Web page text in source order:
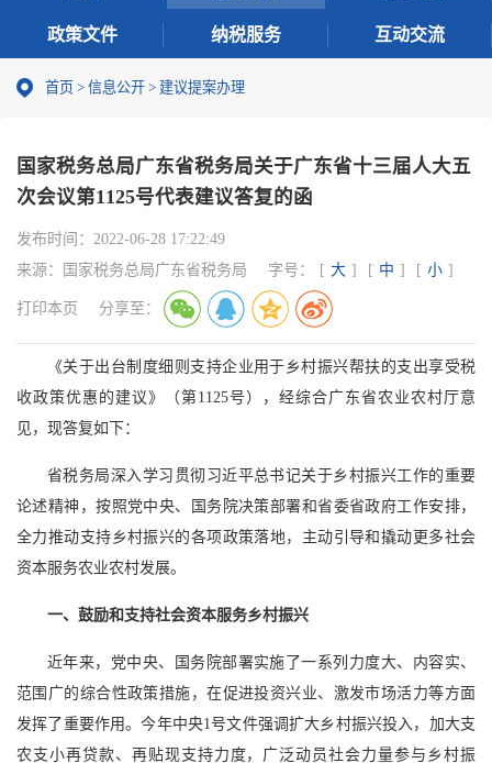
政策文件 纳税服务 互动交流
首页 > 信息公开 > 建议提案办理
国家税务总局广东省税务局关于广东省十三届人大五
次会议第1125号代表建议答复的函
发布时间： 2022-06-28 17:22:49
来源：
国家税务总局广东省税务局 字号： [ 大 ] [ 中 ] [ 小 ]
打印本页 分享至：
《关于出台制度细则支持企业用于乡村振兴帮扶的支出享受税
收政策优惠的建议》（第1125号），经综合广东省农业农村厅意
见，现答复如下：
省税务局深入学习贯彻习近平总书记关于乡村振兴工作的重要
论述精神，按照党中央、国务院决策部署和省委省政府工作安排，
全力推动支持乡村振兴的各项政策落地，主动引导和撬动更多社会
资本服务农业农村发展。
一、鼓励和支持社会资本服务乡村振兴
近年来，党中央、国务院部署实施了一系列力度大、内容实、
范围广的综合性政策措施，在促进投资兴业、激发市场活力等方面
发挥了重要作用。今年中央1号文件强调扩大乡村振兴投入，加大支
农支小再贷款、再贴现支持力度，广泛动员社会力量参与乡村振